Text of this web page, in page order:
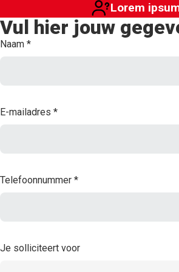
Lorem
Vul hier jouw
Naam *
E-mailadres *
Telefoonnummer *
Je solliciteert voor